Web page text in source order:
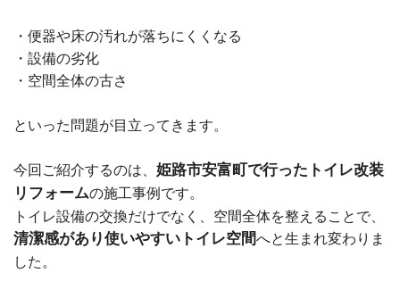
・便器や床の汚れが落ちにくくなる
・設備の劣化
・空間全体の古さ
といった問題が目立ってきます。
今回ご紹介するのは、 姫路市安富町で行ったトイレ改装
リフォームの施工事例です。
トイレ設備の交換だけでなく、空間全体を整えることで、
清潔感があり使いやすいトイレ空間へと生まれ変わりま
した。